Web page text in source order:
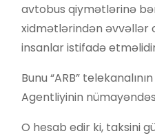
avtobus qiymətlərinə
xidmətlərindən əvvəllər
insanlar istifadə
Bunu “ARB”
Agentliyinin
O hesab edir ki, taksini